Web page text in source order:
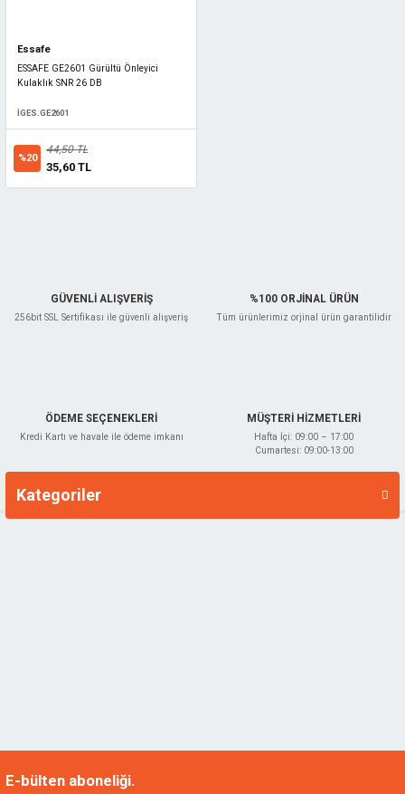
Essafe
ESSAFE GE2601 Gürültü Önleyici
Kulaklık SNR 26 DB
İGES.GE2601
%20
44,50 TL
35,60 TL
GÜVENLİ ALIŞVERİŞ
256bit SSL Sertifikası ile güvenli alışveriş
%100 ORJİNAL ÜRÜN
Tüm ürünlerimiz orjinal ürün garantilidir
ÖDEME SEÇENEKLERİ
Kredi Kartı ve havale ile ödeme imkanı
MÜŞTERİ HİZMETLERİ
Hafta İçi: 09:00 – 17:00
Cumartesi: 09:00-13:00
Kategoriler
Markalar
E-bülten aboneliği.